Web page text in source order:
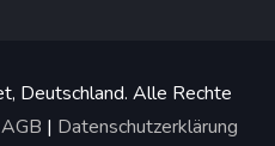
Deutschland. Alle Rechte
AGB | Datenschutzerklärung